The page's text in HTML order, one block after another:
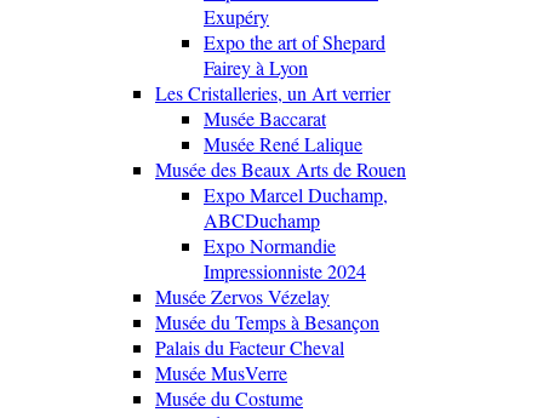
Exupéry
Expo the art of Shepard
Fairey à Lyon
Les Cristalleries, un Art verrier
Musée Baccarat
Musée René Lalique
Musée des Beaux Arts de Rouen
Expo Marcel Duchamp,
ABCDuchamp
Expo Normandie
Impressionniste 2024
Musée Zervos Vézelay
Musée du Temps à Besançon
Palais du Facteur Cheval
Musée MusVerre
Musée du Costume